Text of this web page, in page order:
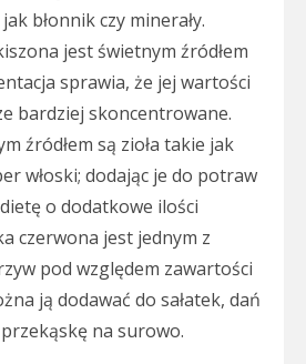
błonnik czy minerały.
jest świetnym źródłem
sprawia, że jej wartości
bardziej skoncentrowane.
źródłem są zioła takie jak
włoski; dodając je do potraw
o dodatkowe ilości
czerwona jest jednym z
pod względem zawartości
ją dodawać do sałatek, dań
na surowo.